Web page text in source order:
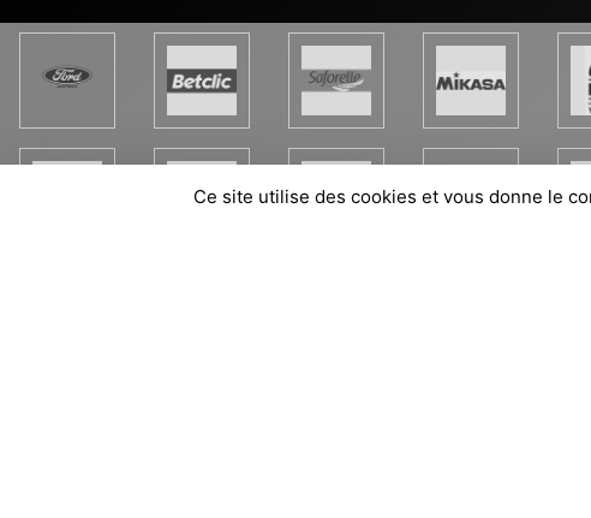
Ce site utilise des cookies et vous donne le